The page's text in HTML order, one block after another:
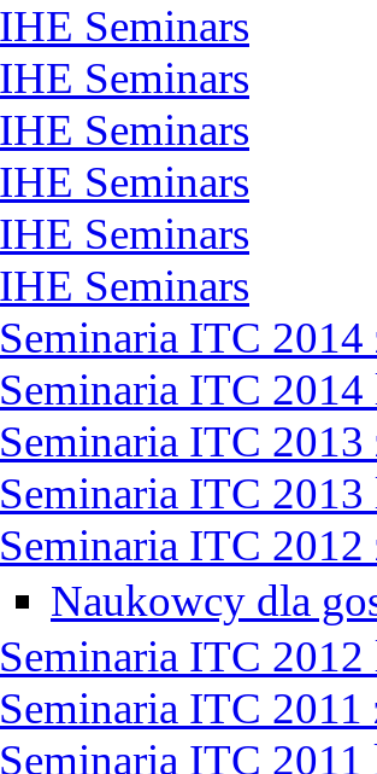
IHE Seminars
IHE Seminars
IHE Seminars
IHE Seminars
IHE Seminars
IHE Seminars
Seminaria ITC 2014
Seminaria ITC 2014
Seminaria ITC 2013
Seminaria ITC 2013
Seminaria ITC 2012
Naukowcy dla
Seminaria ITC 2012
Seminaria ITC 2011
Seminaria ITC 2011